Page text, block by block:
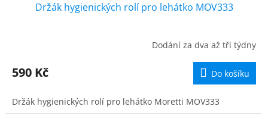
Držák hygienických rolí pro lehátko MOV333
Dodání za dva až tři týdny
590 Kč Do košíku
Držák hygienických rolí pro lehátko Moretti MOV333